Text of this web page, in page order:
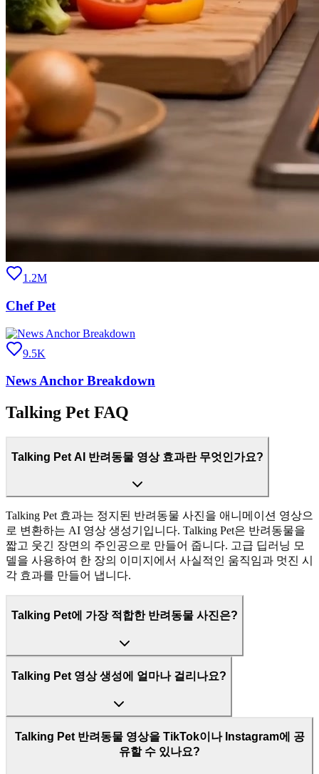
1.2M
Chef Pet
9.5K
News Anchor Breakdown
Talking Pet FAQ
Talking Pet AI 반려동물 영상 효과란 무엇인가요?
Talking Pet 효과는 정지된 반려동물 사진을 애니메이션 영상으
로 변환하는 AI 영상 생성기입니다. Talking Pet은 반려동물을
짧고 웃긴 장면의 주인공으로 만들어 줍니다. 고급 딥러닝 모
델을 사용하여 한 장의 이미지에서 사실적인 움직임과 멋진 시
각 효과를 만들어 냅니다.
Talking Pet에 가장 적합한 반려동물 사진은?
Talking Pet 영상 생성에 얼마나 걸리나요?
Talking Pet 반려동물 영상을 TikTok이나 Instagram에 공
유할 수 있나요?